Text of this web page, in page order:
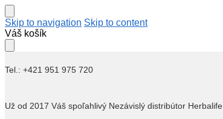
Skip to navigation Skip to content
Váš košík
Tel.: +421 951 975 720
Už od 2017 Váš spoľahlivý Nezávislý distribútor Herbalife